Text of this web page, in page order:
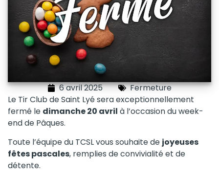
6 avril 2025
Fermeture
Le Tir Club de Saint Lyé sera exceptionnellement
fermé le dimanche 20 avril à l’occasion du week-
end de Pâques.
Toute l’équipe du TCSL vous souhaite de joyeuses
fêtes pascales, remplies de convivialité et de
détente.